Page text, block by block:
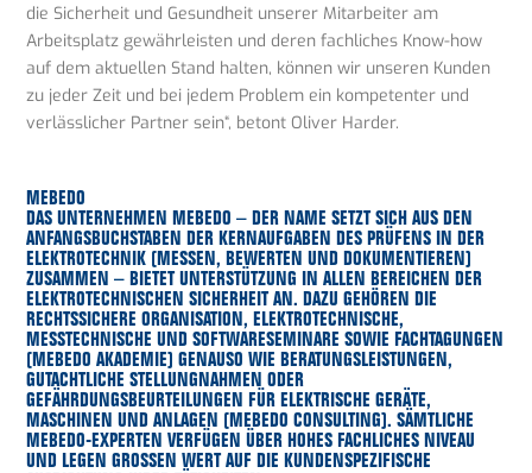
die Sicherheit und Gesundheit unserer Mitarbeiter am
Arbeitsplatz gewährleisten und deren fachliches Know-how
auf dem aktuellen Stand halten, können wir unseren Kunden
zu jeder Zeit und bei jedem Problem ein kompetenter und
verlässlicher Partner sein“, betont Oliver Harder.
MEBEDO
DAS UNTERNEHMEN MEBEDO – DER NAME SETZT SICH AUS DEN
ANFANGSBUCHSTABEN DER KERNAUFGABEN DES PRÜFENS IN DER
ELEKTROTECHNIK (MESSEN, BEWERTEN UND DOKUMENTIEREN)
ZUSAMMEN – BIETET UNTERSTÜTZUNG IN ALLEN BEREICHEN DER
ELEKTROTECHNISCHEN SICHERHEIT AN. DAZU GEHÖREN DIE
RECHTSSICHERE ORGANISATION, ELEKTROTECHNISCHE,
MESSTECHNISCHE UND SOFTWARESEMINARE SOWIE FACHTAGUNGEN
(MEBEDO AKADEMIE) GENAUSO WIE BERATUNGSLEISTUNGEN,
GUTACHTLICHE STELLUNGNAHMEN ODER
GEFÄHRDUNGSBEURTEILUNGEN FÜR ELEKTRISCHE GERÄTE,
MASCHINEN UND ANLAGEN (MEBEDO CONSULTING). SÄMTLICHE
MEBEDO-EXPERTEN VERFÜGEN ÜBER HOHES FACHLICHES NIVEAU
UND LEGEN GROSSEN WERT AUF DIE KUNDENSPEZIFISCHE A